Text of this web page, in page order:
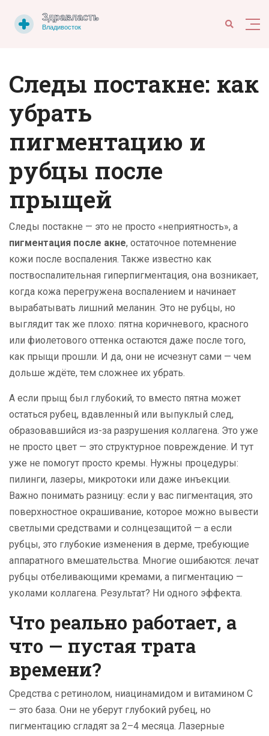
Следы постакне: как
убрать
пигментацию и
рубцы после
прыщей
Следы постакне — это не просто «неприятность», а
пигментация после акне, остаточное потемнение
кожи после воспаления. Также известно как
поствоспалительная гиперпигментация, она возникает,
когда кожа перегружена воспалением и начинает
вырабатывать лишний меланин. Это не рубцы, но
выглядит так же плохо: пятна коричневого, красного
или фиолетового оттенка остаются даже после того,
как прыщи прошли. И да, они не исчезнут сами — чем
дольше ждёте, тем сложнее их убрать.
А если прыщ был глубокий, то вместо пятна может
остаться рубец, вдавленный или выпуклый след,
образовавшийся из-за разрушения коллагена. Это уже
не просто цвет — это структурное повреждение. И тут
уже не помогут просто кремы. Нужны процедуры:
пилинги, лазеры, микротоки или даже инъекции.
Важно понимать разницу: если у вас пигментация, это
поверхностное окрашивание, которое можно вывести
светлыми средствами и солнцезащитой — а если
рубцы, это глубокие изменения в дерме, требующие
аппаратного вмешательства. Многие ошибаются: лечат
рубцы отбеливающими кремами, а пигментацию —
уколами коллагена. Результат? Ни одного эффекта.
Что реально работает, а
что — пустая трата
времени?
Средства с ретинолом, ниацинамидом и витамином С
— это база. Они не уберут глубокий рубец, но
пигментацию сгладят за 2–4 месяца. Лазерные